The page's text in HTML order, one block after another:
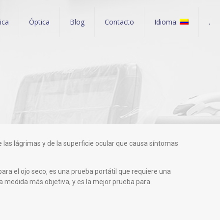
Óptica Blog Contacto Idioma: .
lágrimas y de la superficie ocular que causa síntomas
el ojo seco, es una prueba portátil que requiere una
medida más objetiva, y es la mejor prueba para